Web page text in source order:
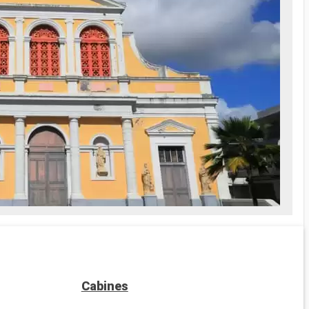
pour
Solarium
Spa
soins Spa
l'heure du dîner pendant les heures
d'ouverture du restaurant privé du MSC
Yacht Club
- Une terrasse bien exposée exclusive avec
piscine, solarium et bar
- Un dîner gastronomique dans le
restaurant privé MSC Yacht Club avec le
libre choix de l'heure du dîner pendant les
heures d'ouverture du restaurant
Cabines